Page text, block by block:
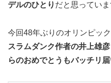
デルのひとり だと思っていま
今回48年ぶりのオリンピッ
スラムダンク作者の井上雄
らのおめでとうもバッチリ